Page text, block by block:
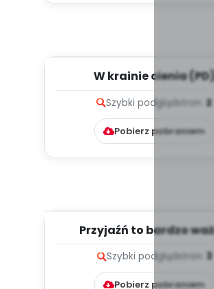
W krainie cienia
Szybki podglądstron: 2
Pobierz pobraniem
Przyjaźń to bardzo
Szybki podgląd stron: 3
Pobierz pobraniem